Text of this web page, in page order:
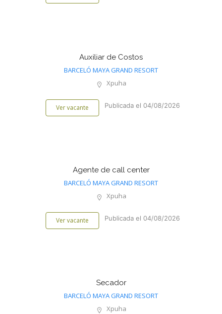
Auxiliar de Costos
BARCELÓ MAYA GRAND RESORT
Xpuha
Ver vacante Publicada el 04/08/2026
Agente de call center
BARCELÓ MAYA GRAND RESORT
Xpuha
Ver vacante Publicada el 04/08/2026
Secador
BARCELÓ MAYA GRAND RESORT
Xpuha